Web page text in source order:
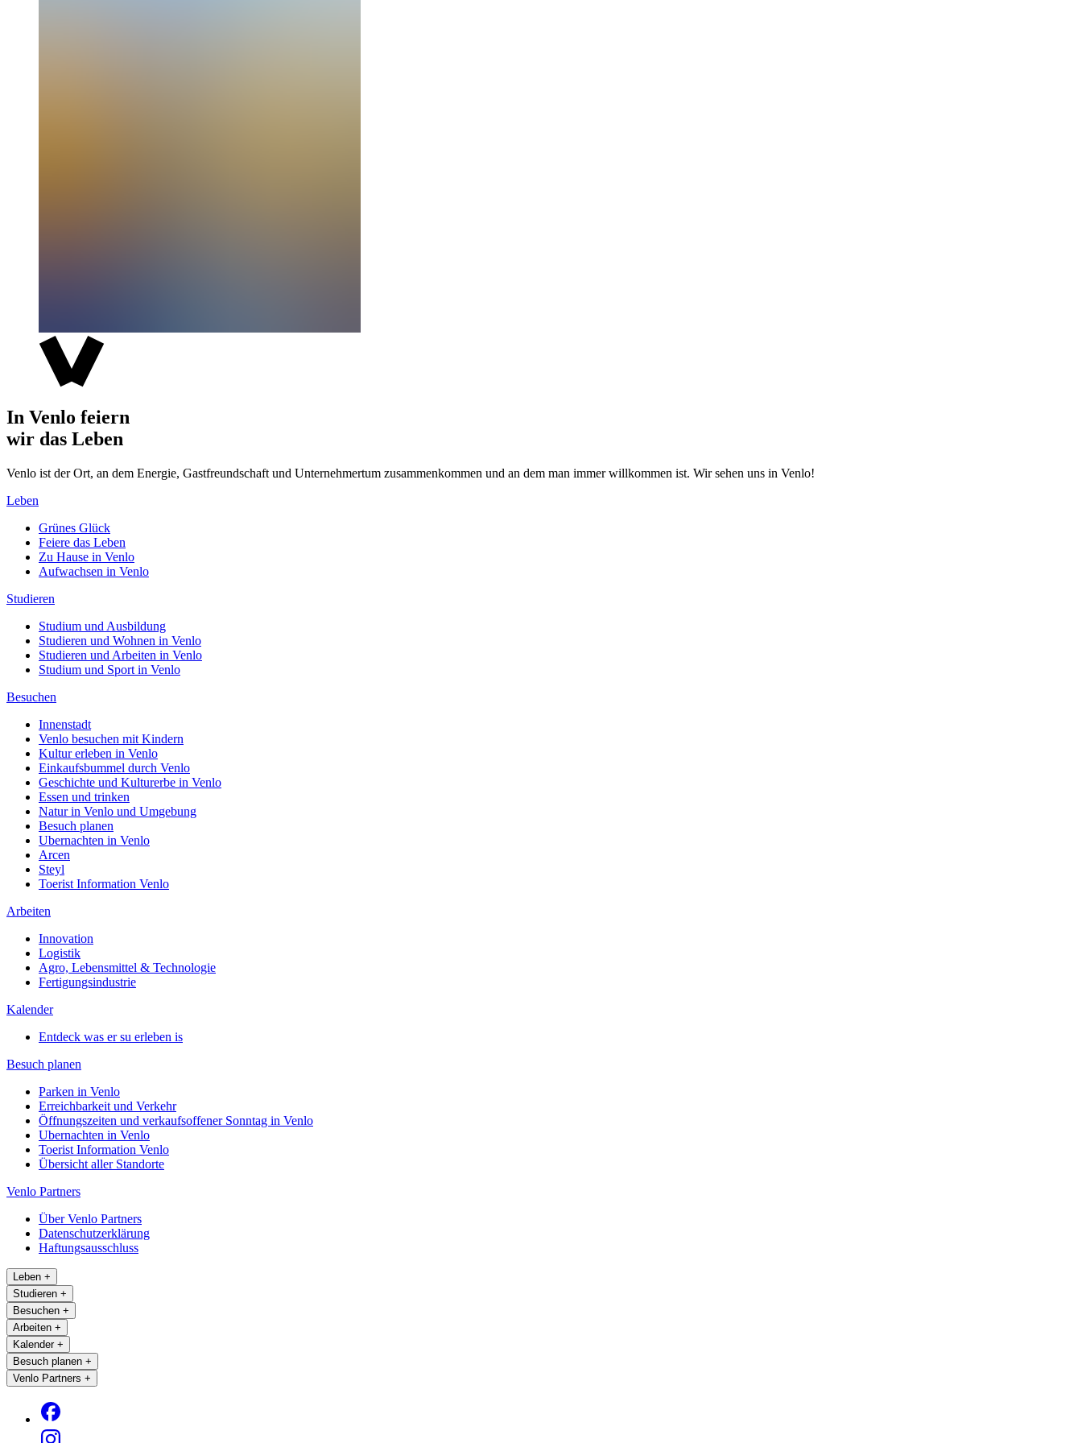
In Venlo feiern
wir das Leben
Venlo ist der Ort, an dem Energie, Gastfreundschaft und Unternehmertum zusammenkommen und an dem man immer willkommen ist. Wir sehen uns in Venlo!
Leben
Grünes Glück
Feiere das Leben
Zu Hause in Venlo
Aufwachsen in Venlo
Studieren
Studium und Ausbildung
Studieren und Wohnen in Venlo
Studieren und Arbeiten in Venlo
Studium und Sport in Venlo
Besuchen
Innenstadt
Venlo besuchen mit Kindern
Kultur erleben in Venlo
Einkaufsbummel durch Venlo
Geschichte und Kulturerbe in Venlo
Essen und trinken
Natur in Venlo und Umgebung
Besuch planen
Ubernachten in Venlo
Arcen
Steyl
Toerist Information Venlo
Arbeiten
Innovation
Logistik
Agro, Lebensmittel & Technologie
Fertigungsindustrie
Kalender
Entdeck was er su erleben is
Besuch planen
Parken in Venlo
Erreichbarkeit und Verkehr
Öffnungszeiten und verkaufsoffener Sonntag in Venlo
Ubernachten in Venlo
Toerist Information Venlo
Übersicht aller Standorte
Venlo Partners
Über Venlo Partners
Datenschutzerklärung
Haftungsausschluss
Leben +
Studieren +
Besuchen +
Arbeiten +
Kalender +
Besuch planen +
Venlo Partners +